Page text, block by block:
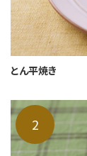
とん平焼き